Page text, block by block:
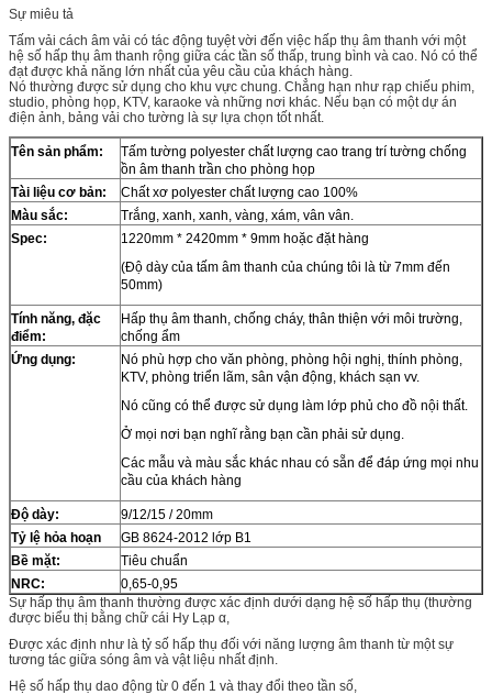
Sự miêu tả
Tấm vải cách âm vải có tác động tuyệt vời đến việc hấp thụ âm thanh với một
hệ số hấp thụ âm thanh rộng giữa các tần số thấp, trung bình và cao. Nó có thể
đạt được khả năng lớn nhất của yêu cầu của khách hàng.
Nó thường được sử dụng cho khu vực chung. Chẳng hạn như rạp chiếu phim,
studio, phòng họp, KTV, karaoke và những nơi khác. Nếu bạn có một dự án
điện ảnh, bảng vải cho tường là sự lựa chọn tốt nhất.
Tên sản phẩm:
Tấm tường polyester chất lượng cao trang trí tường chống
ồn âm thanh trần cho phòng họp
Tài liệu cơ bản:
Chất xơ polyester chất lượng cao 100%
Màu sắc:
Trắng, xanh, xanh, vàng, xám, vân vân.
Spec:
1220mm * 2420mm * 9mm hoặc đặt hàng
(Độ dày của tấm âm thanh của chúng tôi là từ 7mm đến
50mm)
Tính năng, đặc
điểm:
Hấp thụ âm thanh, chống cháy, thân thiện với môi trường,
chống ẩm
Ứng dụng:
Nó phù hợp cho văn phòng, phòng hội nghị, thính phòng,
KTV, phòng triển lãm, sân vận động, khách sạn vv.
Nó cũng có thể được sử dụng làm lớp phủ cho đồ nội thất.
Ở mọi nơi bạn nghĩ rằng bạn cần phải sử dụng.
Các mẫu và màu sắc khác nhau có sẵn để đáp ứng mọi nhu
cầu của khách hàng
Độ dày:
9/12/15 / 20mm
Tỷ lệ hỏa hoạn
GB 8624-2012 lớp B1
Bề mặt:
Tiêu chuẩn
NRC:
0,65-0,95
Sự hấp thụ âm thanh thường được xác định dưới dạng hệ số hấp thụ (thường
được biểu thị bằng chữ cái Hy Lạp α,
Được xác định như là tỷ số hấp thụ đối với năng lượng âm thanh từ một sự
tương tác giữa sóng âm và vật liệu nhất định.
Hệ số hấp thụ dao động từ 0 đến 1 và thay đổi theo tần số,